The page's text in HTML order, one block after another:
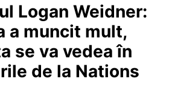
Logan Weidner:
a muncit mult,
se va vedea în
de la Nations